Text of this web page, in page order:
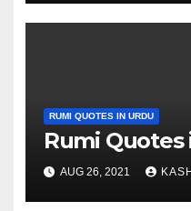
RUMI QUOTES IN URDU
Rumi Quotes
AUG 26, 2021